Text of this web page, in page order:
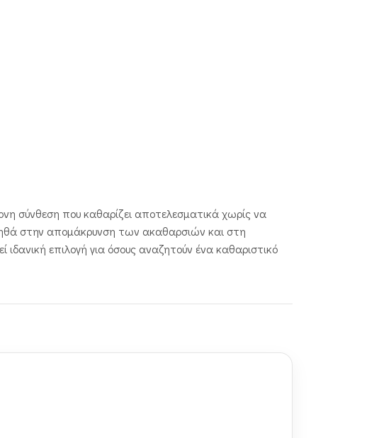
σύνθεση που καθαρίζει αποτελεσματικά χωρίς να
στην απομάκρυνση των ακαθαρσιών και στη
επιλογή για όσους αναζητούν ένα καθαριστικό